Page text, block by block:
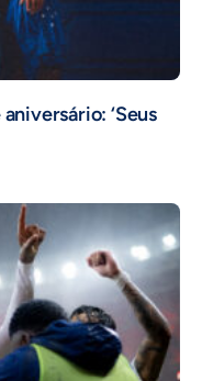
‘Seus